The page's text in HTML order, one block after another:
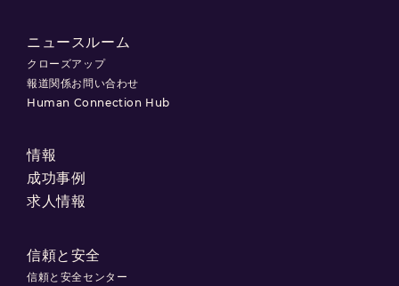
ニュースルーム
クローズアップ
報道関係お問い合わせ
Human Connection Hub
情報
成功事例
求人情報
信頼と安全
信頼と安全センター